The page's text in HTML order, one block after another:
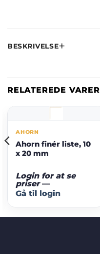
BESKRIVELSE
RELATEREDE VARER
AHORN
Ahorn finér liste, 10
x 20 mm
Login for at se
priser—
Gå til login